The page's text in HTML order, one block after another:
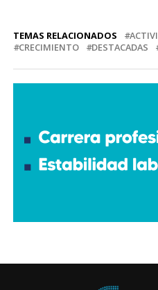
TEMAS RELACIONADOS
CRECIMIENTO
DESTACADAS